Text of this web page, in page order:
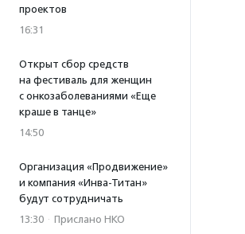
проектов
16:31
Открыт сбор средств
на фестиваль для женщин
с онкозаболеваниями «Еще
краше в танце»
14:50
Организация «Продвижение»
и компания «Инва-Титан»
будут сотрудничать
13:30 · Прислано НКО